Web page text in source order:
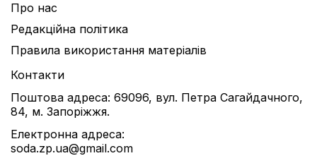
Про нас
Редакційна політика
Правила використання матеріалів
Контакти
Поштова адреса: 69096, вул. Петра Сагайдачного,
84, м. Запоріжжя.
Електронна адреса:
soda.zp.ua@gmail.com